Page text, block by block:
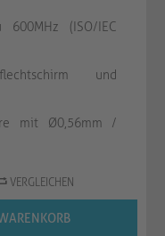
(ISO/IEC
und
mit Ø0,56mm /
VERGLEICHEN